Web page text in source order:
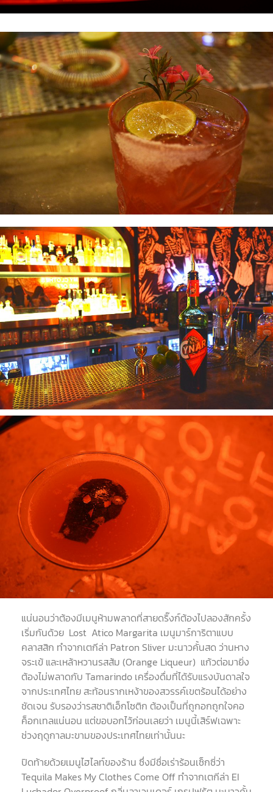
แน่นอนว่าต้องมีเมนูห้ามพลาดที่สายดริ๊งก์ต้องไปลองสักครั้ง
เริ่มกันด้วย Lost Atico Margarita เมนูมาร์การิตาแบบ
คลาสสิก ทำจากเตกีล่า Patron Sliver มะนาวคั้นสด ว่านหาง
จระเข้ และเหล้าหวานรสส้ม (Orange Liqueur) แก้วต่อมายิ่ง
ต้องไม่พลาดกับ Tamarindo เครื่องดื่มที่ได้รับแรงบันดาลใจ
จากประเทศไทย สะท้อนรากเหง้าของสวรรค์เขตร้อนได้อย่าง
ชัดเจน รับรองว่ารสชาติเอ็กโซติก ต้องเป็นที่ถูกอกถูกใจคอ
ค็อกเทลแน่นอน แต่ขอบอกไว้ก่อนเลยว่า เมนูนี้เสิร์ฟเฉพาะ
ช่วงฤดูกาลมะขามของประเทศไทยเท่านั้นนะ
ปิดท้ายด้วยเมนูไฮไลท์ของร้าน ซึ่งมีชื่อเร่าร้อนเซ็กซี่ว่า
Tequila Makes My Clothes Come Off ทำจากเตกีล่า EI